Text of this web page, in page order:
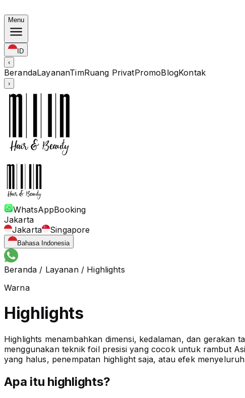
Menu
ID
‹
BerandaLayananTimRuang PrivatPromoBlogKontak
›
WhatsAppBooking
Jakarta
Jakarta
Singapore
Bahasa Indonesia
Beranda / Layanan/ Highlights
Warna
Highlights
Highlights menambahkan dimensi, kedalaman, dan
menggunakan teknik foil presisi yang cocok untuk rambut
yang halus, penempatan highlight saja, atau efek
Apa itu highlights?